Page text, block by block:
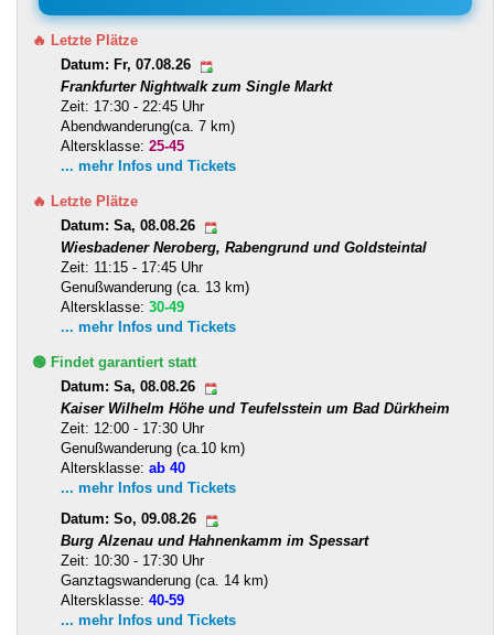
🔥 Letzte Plätze
Datum: Fr, 07.08.26
Frankfurter Nightwalk zum Single Markt
Zeit: 17:30 - 22:45 Uhr
Abendwanderung(ca. 7 km)
Altersklasse: 25-45
... mehr Infos und Tickets
🔥 Letzte Plätze
Datum: Sa, 08.08.26
Wiesbadener Neroberg, Rabengrund und Goldsteintal
Zeit: 11:15 - 17:45 Uhr
Genußwanderung (ca. 13 km)
Altersklasse: 30-49
... mehr Infos und Tickets
🟢 Findet garantiert statt
Datum: Sa, 08.08.26
Kaiser Wilhelm Höhe und Teufelsstein um Bad Dürkheim
Zeit: 12:00 - 17:30 Uhr
Genußwanderung (ca.10 km)
Altersklasse: ab 40
... mehr Infos und Tickets
Datum: So, 09.08.26
Burg Alzenau und Hahnenkamm im Spessart
Zeit: 10:30 - 17:30 Uhr
Ganztagswanderung (ca. 14 km)
Altersklasse: 40-59
... mehr Infos und Tickets